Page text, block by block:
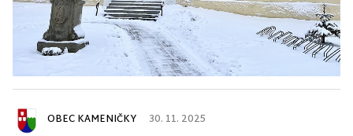
OBEC KAMENIČKY 30. 11. 2025